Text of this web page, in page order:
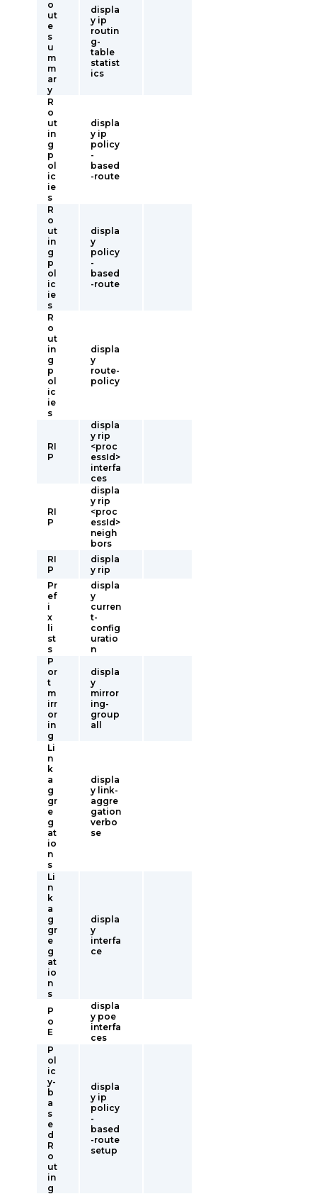
o
ut
e
s
u
m
m
ar
y
displa
y ip
routin
g-
table
statist
ics
R
o
ut
in
g
p
ol
ic
ie
s
displa
y ip
policy
-
based
-route
R
o
ut
in
g
p
ol
ic
ie
s
displa
y
policy
-
based
-route
R
o
ut
in
g
p
ol
ic
ie
s
displa
y
route-
policy
RI
P
displa
y rip
<proc
essId>
interfa
ces
RI
P
displa
y rip
<proc
essId>
neigh
bors
RI
P
displa
y rip
Pr
ef
i
x
li
st
s
displa
y
curren
t-
config
uratio
n
P
or
t
m
irr
or
in
g
displa
y
mirror
ing-
group
all
Li
n
k
a
g
gr
e
g
at
io
n
s
displa
y link-
aggre
gation
verbo
se
Li
n
k
a
g
gr
e
g
at
io
n
s
displa
y
interfa
ce
P
o
E
displa
y poe
interfa
ces
P
ol
ic
y-
b
a
s
e
d
R
o
ut
in
g
displa
y ip
policy
-
based
-route
setup